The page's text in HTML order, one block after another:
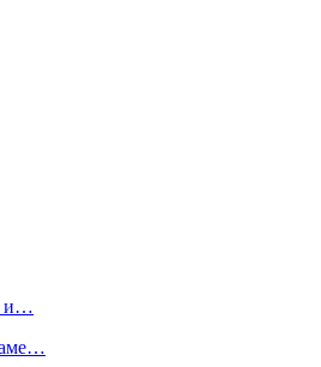
и…